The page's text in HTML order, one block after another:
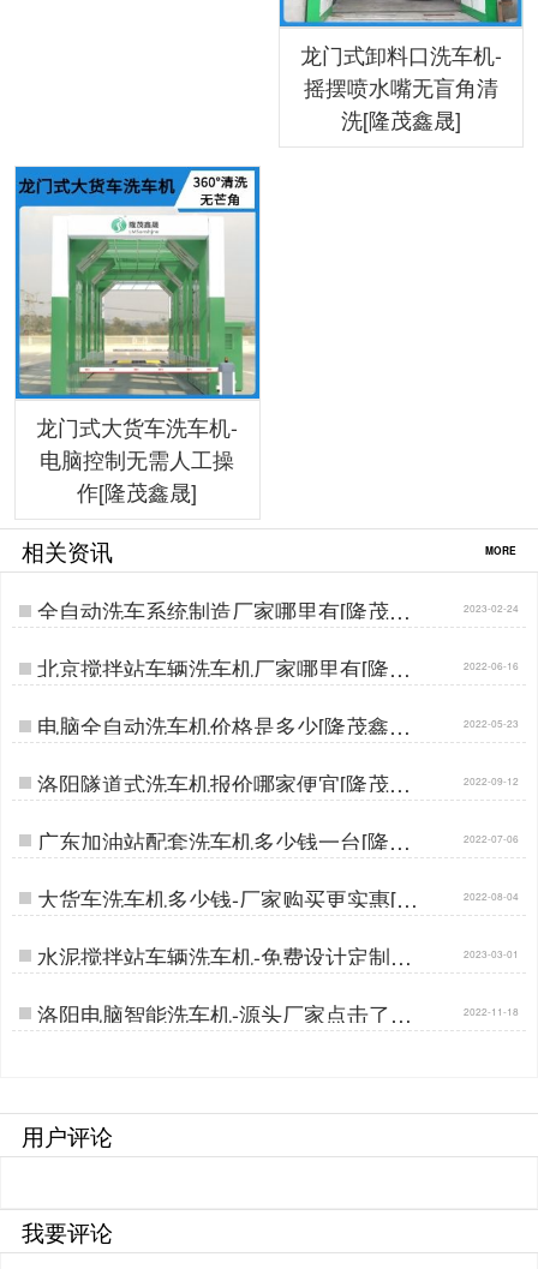
龙门式卸料口洗车机-
摇摆喷水嘴无盲角清
洗[隆茂鑫晟]
龙门式大货车洗车机-
电脑控制无需人工操
作[隆茂鑫晟]
相关资讯 MORE
全自动洗车系统制造厂家哪里有[隆茂鑫
晟]…
2023-02-24
北京搅拌站车辆洗车机厂家哪里有[隆茂
鑫晟]…
2022-06-16
电脑全自动洗车机价格是多少[隆茂鑫晟]
…
2022-05-23
洛阳隧道式洗车机报价哪家便宜[隆茂鑫
晟]…
2022-09-12
广东加油站配套洗车机多少钱一台[隆茂
鑫晟]…
2022-07-06
大货车洗车机多少钱-厂家购买更实惠[隆
茂鑫晟]…
2022-08-04
水泥搅拌站车辆洗车机-免费设计定制生
产[隆茂鑫晟]…
2023-03-01
洛阳电脑智能洗车机-源头厂家点击了解
[隆茂鑫晟]…
2022-11-18
用户评论
我要评论